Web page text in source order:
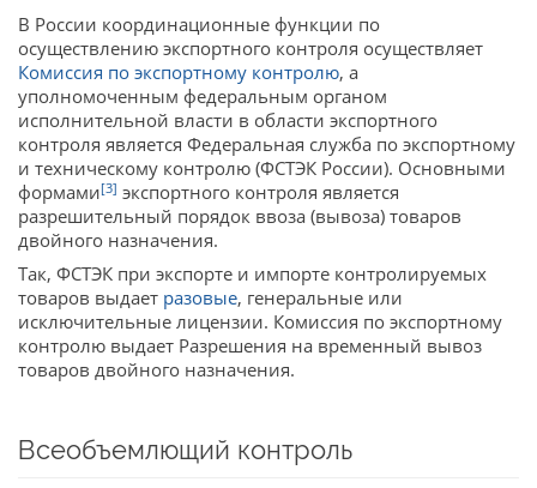
В России координационные функции по
осуществлению экспортного контроля осуществляет
Комиссия по экспортному контролю, а
уполномоченным федеральным органом
исполнительной власти в области экспортного
контроля является Федеральная служба по экспортному
и техническому контролю (ФСТЭК России). Основными
формами[3] экспортного контроля является
разрешительный порядок ввоза (вывоза) товаров
двойного назначения.
Так, ФСТЭК при экспорте и импорте контролируемых
товаров выдает разовые, генеральные или
исключительные лицензии. Комиссия по экспортному
контролю выдает Разрешения на временный вывоз
товаров двойного назначения.
Всеобъемлющий контроль